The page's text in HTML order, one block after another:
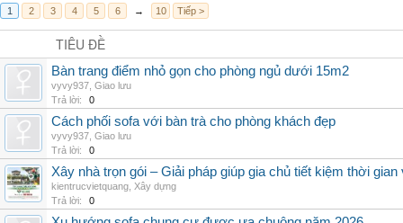
1 2 3 4 5 6 → 10 Tiếp >
TIÊU ĐỀ
Bàn trang điểm nhỏ gọn cho phòng ngủ dưới 15m2
vyvy937 Giao lưu
Trả lời:
0
Cách phối sofa với bàn trà cho phòng khách đẹp
vyvy937 Giao lưu
Trả lời:
0
Xây nhà trọn gói – Giải pháp giúp gia chủ tiết kiệm thời
kientrucvietquang Xây dựng
Trả lời:
0